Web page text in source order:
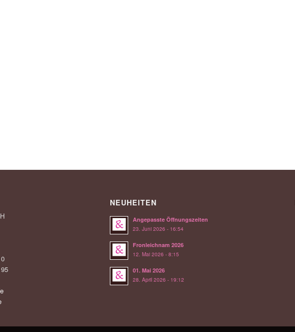
NEUHEITEN
Angepasste Öffnungszeiten
23. Juni 2026 - 16:54
Fronleichnam 2026
12. Mai 2026 - 8:15
01. Mai 2026
28. April 2026 - 19:12